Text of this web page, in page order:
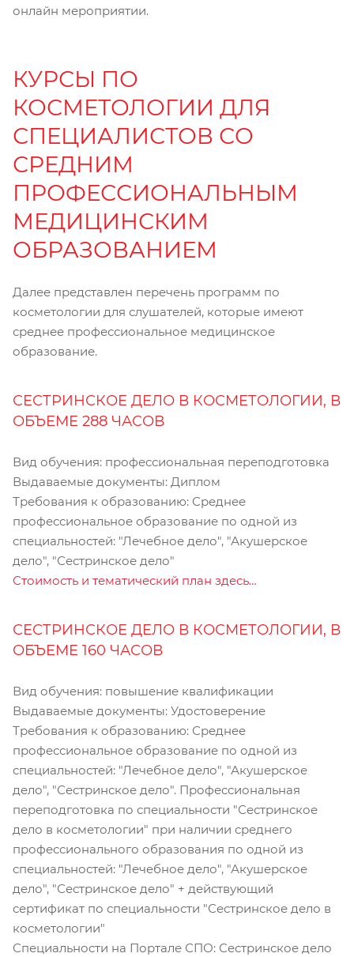
онлайн мероприятии.
КУРСЫ ПО
КОСМЕТОЛОГИИ ДЛЯ
СПЕЦИАЛИСТОВ СО
СРЕДНИМ
ПРОФЕССИОНАЛЬНЫМ
МЕДИЦИНСКИМ
ОБРАЗОВАНИЕМ
Далее представлен перечень программ по
косметологии для слушателей, которые имеют
среднее профессиональное медицинское
образование.
СЕСТРИНСКОЕ ДЕЛО В КОСМЕТОЛОГИИ, В
ОБЪЕМЕ 288 ЧАСОВ
Вид обучения: профессиональная переподготовка
Выдаваемые документы: Диплом
Требования к образованию: Среднее
профессиональное образование по одной из
специальностей: "Лечебное дело", "Акушерское
дело", "Сестринское дело"
Стоимость и тематический план здесь…
СЕСТРИНСКОЕ ДЕЛО В КОСМЕТОЛОГИИ, В
ОБЪЕМЕ 160 ЧАСОВ
Вид обучения: повышение квалификации
Выдаваемые документы: Удостоверение
Требования к образованию: Среднее
профессиональное образование по одной из
специальностей: "Лечебное дело", "Акушерское
дело", "Сестринское дело". Профессиональная
переподготовка по специальности "Сестринское
дело в косметологии" при наличии среднего
профессионального образования по одной из
специальностей: "Лечебное дело", "Акушерское
дело", "Сестринское дело" + действующий
сертификат по специальности "Сестринское дело в
косметологии"
Специальности на Портале СПО: Сестринское дело